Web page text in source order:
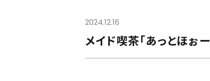
2024.12.16
メイド喫茶「あっとほぉ